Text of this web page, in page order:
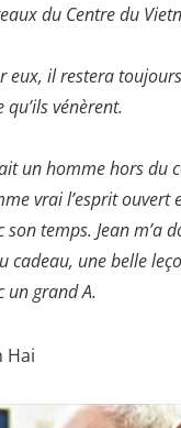
du Centre du
eux, il restera
qu’ils vénèrent.
un homme hors du
vrai l’esprit ouvert
son temps. Jean m’a
cadeau, une belle
un grand A.
Hai